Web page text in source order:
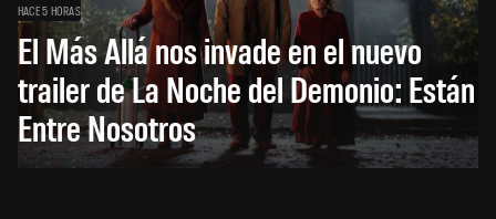
HACE 5 HORAS
El Más Allá nos invade en el nuevo
trailer de La Noche del Demonio: Están
Entre Nosotros